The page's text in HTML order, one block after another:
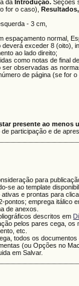
daIntrodução.Seções
for o caso),Resultados
- 3 cm,
espaçamento normal,
exceder 8 (oito),
ao lado direito;
como notas de final
ser observadas as
de página (se
presente ao
participação e de
para
se ao template
ativas e prontas para
emprega
de anexos.
descritos em
pelos pares cega,
etc.
todos os
(ou Opções no
em Salvar.